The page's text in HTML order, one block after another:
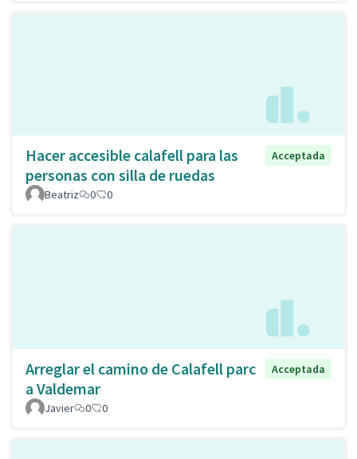
Hacer accesible calafell para las
personas con silla de ruedas
Acceptada
Beatriz 0 0
Arreglar el camino de Calafell parc
a Valdemar
Acceptada
Javier 0 0